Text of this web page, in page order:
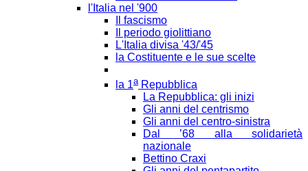
l'Italia nel '900
Il fascismo
Il periodo giolittiano
L'Italia divisa '43/'45
la Costituente e le sue scelte
la 1aRepubblica
La Repubblica: gli inizi
Gli anni del centrismo
Gli anni del centro-sinistra
Dal ’68 alla solidarietà
nazionale
Bettino Craxi